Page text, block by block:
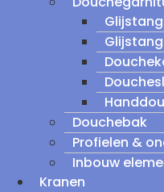
Glijstang
Douchebak
Profielen &
Inbouw
Kranen